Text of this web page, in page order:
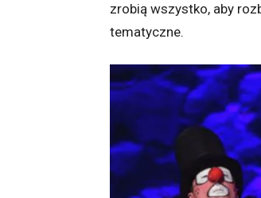
zrobią wszystko, aby
tematyczne.